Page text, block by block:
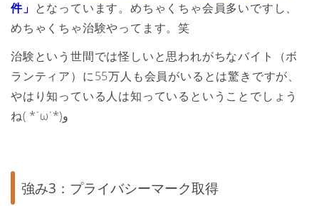
件」 となっています。めちゃくちゃ会員多いですし、
めちゃくちゃ治験やってます。笑
治験という世間では怪しいと思われがちなバイト（ボ
ランティア）に55万人も会員がいるとは驚きですが、
やはり知っている人は知っているということでしょう
ね( *˙ω˙*)و
強み3：プライバシーマーク取得